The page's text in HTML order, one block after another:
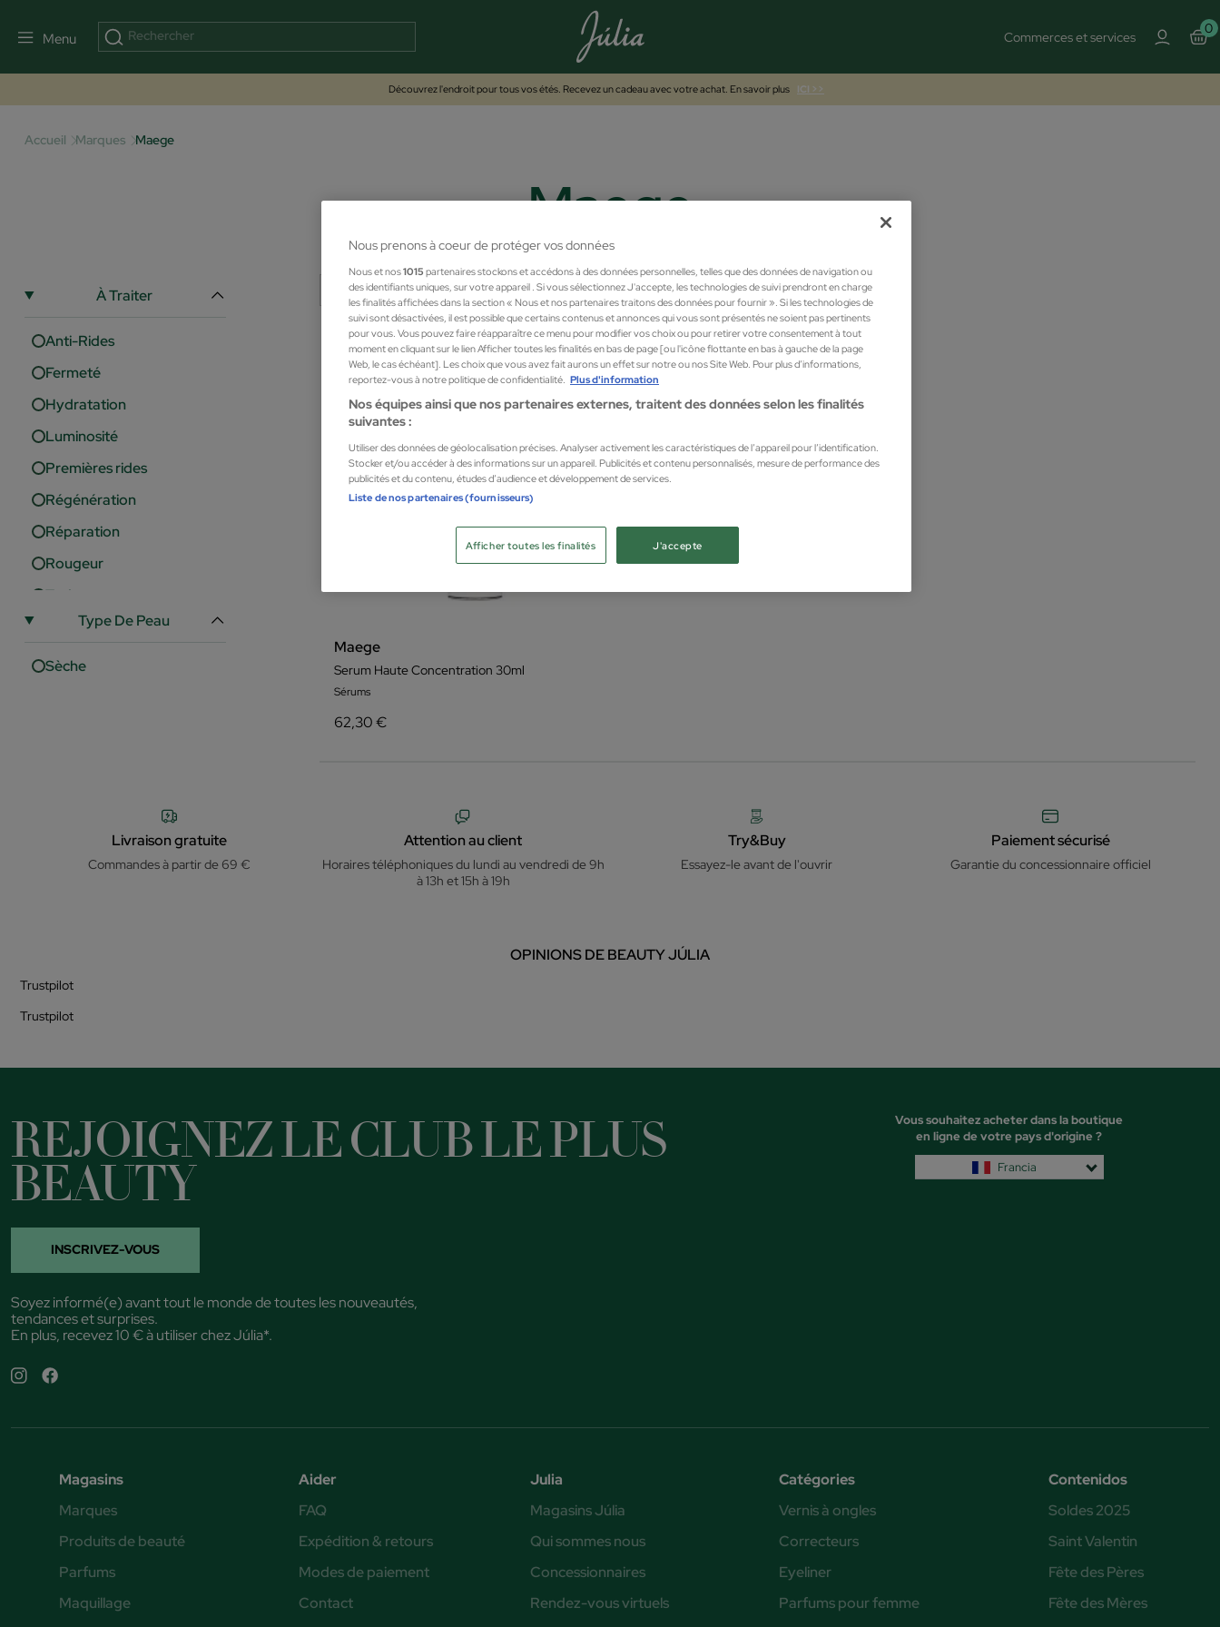
Menu Commerces et services
0
Découvrez l'endroit pour tous vos étés. Recevez un cadeau avec votre achat. En savoir plus ICI >>
Accueil Marques Maege
Maege
À Traiter
Anti-Rides
Fermeté
Hydratation
Luminosité
Premières rides
Régénération
Réparation
Rougeur
Taches
Type De Peau
Sèche
Maege
Serum Haute Concentration 30ml
Sérums
62,30 €
Livraison gratuite
Commandes à partir de 69 €
Attention au client
Horaires téléphoniques du lundi au vendredi de 9h
à 13h et 15h à 19h
Try&Buy
Essayez-le avant de l'ouvrir
Paiement sécurisé
Garantie du concessionnaire officiel
OPINIONS DE BEAUTY JÚLIA
Trustpilot
Trustpilot
REJOIGNEZ LE CLUB LE PLUS
BEAUTY
INSCRIVEZ-VOUS
Soyez informé(e) avant tout le monde de toutes les nouveautés,
tendances et surprises.
En plus, recevez 10 € à utiliser chez Júlia*.
Vous souhaitez acheter dans la boutique
en ligne de votre pays d'origine ?
Francia
Magasins
Marques
Produits de beauté
Parfums
Maquillage
Aider
FAQ
Expédition & retours
Modes de paiement
Contact
Julia
Magasins Júlia
Qui sommes nous
Concessionnaires
Rendez-vous virtuels
Catégories
Vernis à ongles
Correcteurs
Eyeliner
Parfums pour femme
Contenidos
Soldes 2025
Saint Valentin
Fête des Pères
Fête des Mères
Nous prenons à coeur de protéger vos données
Nous et nos1015 partenaires stockons et accédons à des données personnelles, telles que des données de navigation ou
des identifiants uniques, sur votre appareil . Si vous sélectionnez J'accepte, les technologies de suivi prendront en charge
les finalités affichées dans la section « Nous et nos partenaires traitons des données pour fournir ». Si les technologies de
suivi sont désactivées, il est possible que certains contenus et annonces qui vous sont présentés ne soient pas pertinents
pour vous. Vous pouvez faire réapparaître ce menu pour modifier vos choix ou pour retirer votre consentement à tout
moment en cliquant sur le lien Afficher toutes les finalités en bas de page [ou l'icône flottante en bas à gauche de la page
Web, le cas échéant]. Les choix que vous avez fait aurons un effet sur notre ou nos Site Web. Pour plus d’informations,
reportez-vous à notre politique de confidentialité. Plus d'information
Nos équipes ainsi que nos partenaires externes, traitent des données selon les finalités
suivantes :
Utiliser des données de géolocalisation précises. Analyser activement les caractéristiques de l’appareil pour l’identification.
Stocker et/ou accéder à des informations sur un appareil. Publicités et contenu personnalisés, mesure de performance des
publicités et du contenu, études d’audience et développement de services.
Liste de nos partenaires (fournisseurs)
J'accepte
Afficher toutes les finalités